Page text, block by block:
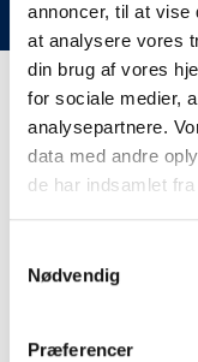
annoncer, til at vise
at analysere vores
din brug af vores
for sociale medier,
analysepartnere.
data med andre
de har indsamlet
Nødvendig
Præferencer
Vi takker for jeres
Få
tjekke vores